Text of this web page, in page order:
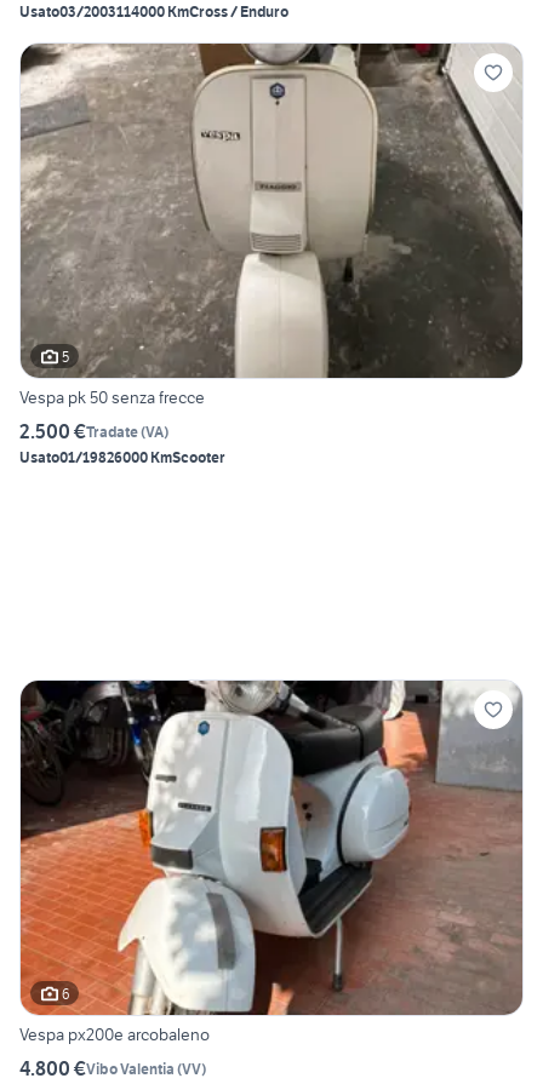
Usato03/2003114000 KmCross / Enduro
5
Vespa pk 50 senza frecce
2.500 €Tradate(VA)
Usato01/19826000 KmScooter
6
Vespa px200e arcobaleno
4.800 €Vibo Valentia (VV)